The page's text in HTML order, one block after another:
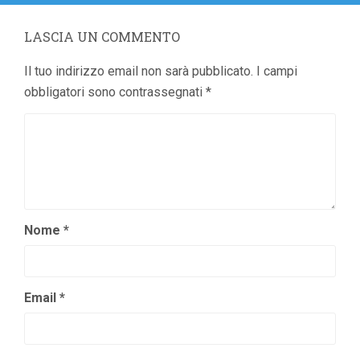
LASCIA UN COMMENTO
Il tuo indirizzo email non sarà pubblicato. I campi
obbligatori sono contrassegnati *
Nome *
Email *